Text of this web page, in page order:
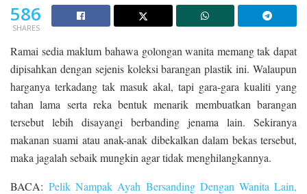
586
SHARES
Ramai sedia maklum bahawa golongan wanita memang tak dapat
dipisahkan dengan sejenis koleksi barangan plastik ini. Walaupun
harganya terkadang tak masuk akal, tapi gara-gara kualiti yang
tahan lama serta reka bentuk menarik membuatkan barangan
tersebut lebih disayangi berbanding jenama lain. Sekiranya
makanan suami atau anak-anak dibekalkan dalam bekas tersebut,
maka jagalah sebaik mungkin agar tidak menghilangkannya.
BACA:Pelik Nampak Ayah Bersanding Dengan Wanita Lain,